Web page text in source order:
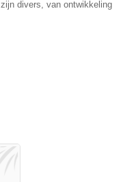
divers, van ontwikkeling